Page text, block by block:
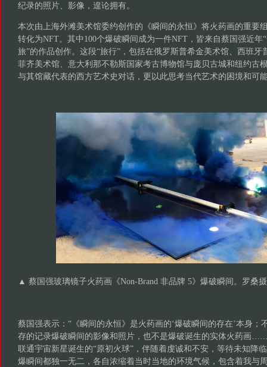
纪录的照片、影像，遑论拥有。
本次由上海外滩美术馆委约创作的《瞬间的永恒》将火药画的重
转化为NFT。其中100个爆破瞬间成为一件NFT，皆来自蔡国强近年
旅”的作品创作。这段“旅行”，包括在俄罗斯普希金美术馆、西班牙
菲齐美术馆、意大利那不勒斯国家考古博物馆与庞贝古城和纽约古
与其馆藏代表的西方艺术史对话，更以此思考当代艺术的困境和可
▲ 蔡国强玻璃镜子火药画《Non-Brand 非品牌 5》爆破瞬间。罗桑
蔡国强表示：“《瞬间的永恒》是火药画的‘爆破瞬间的存在’本身；
存的记录爆破瞬间的影像和照片，也不是爆破诞生的实体火药画
联通宇宙新星诞生的“原初火球”，伴随着虔诚和不安，等待未知降
爆瞬间都独一无二，各自浓缩着当时当地的环境气候，包含着我与